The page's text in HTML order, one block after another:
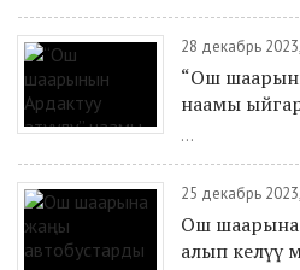
28 декабрь
“Ош
наамы
...
25 декабрь
Ош шаарына
алып келүү